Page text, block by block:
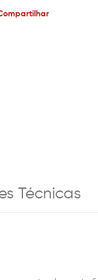
Técnicas